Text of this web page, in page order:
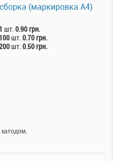
(маркировка A4)
1 шт.0.90 грн.
100шт.0.70 грн.
шт.0.50 грн.